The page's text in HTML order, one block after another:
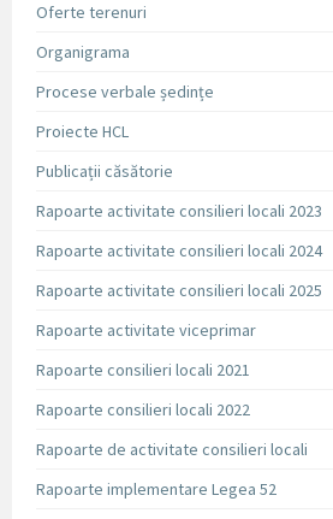
Oferte terenuri
Organigrama
Procese verbale ședințe
Proiecte HCL
Publicații căsătorie
Rapoarte activitate consilieri locali 2023
Rapoarte activitate consilieri locali 2024
Rapoarte activitate consilieri locali 2025
Rapoarte activitate viceprimar
Rapoarte consilieri locali 2021
Rapoarte consilieri locali 2022
Rapoarte de activitate consilieri locali
Rapoarte implementare Legea 52